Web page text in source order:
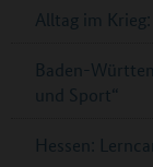
Alltag im
Baden-
und Sport“
Hessen: